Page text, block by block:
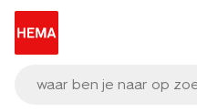
waar ben je naar op